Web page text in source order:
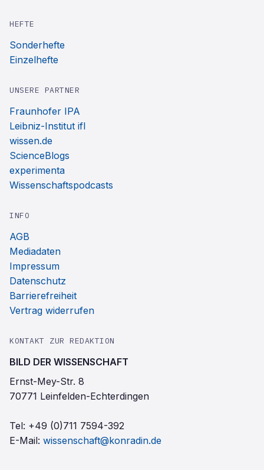
HEFTE
Sonderhefte
Einzelhefte
UNSERE PARTNER
Fraunhofer IPA
Leibniz-Institut ifl
wissen.de
ScienceBlogs
experimenta
Wissenschaftspodcasts
INFO
AGB
Mediadaten
Impressum
Datenschutz
Barrierefreiheit
Vertrag widerrufen
KONTAKT ZUR REDAKTION
BILD DER WISSENSCHAFT
Ernst-Mey-Str. 8
70771 Leinfelden-Echterdingen
Tel: +49 (0)711 7594-392
E-Mail: wissenschaft@konradin.de